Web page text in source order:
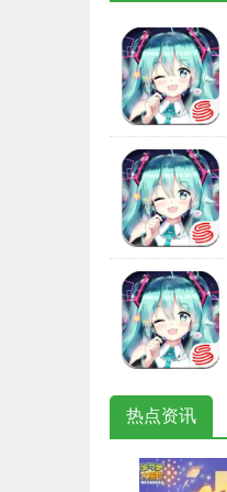
热点资讯